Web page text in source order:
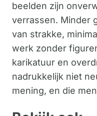
beelden zijn
verrassen. Minder
van strakke,
werk zonder
karikatuur en
nadrukkelijk niet
mening, en die